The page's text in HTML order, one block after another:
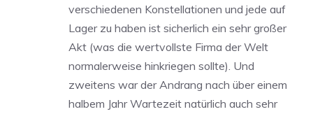
verschiedenen Konstellationen und jede auf
Lager zu haben ist sicherlich ein sehr großer
Akt (was die wertvollste Firma der Welt
normalerweise hinkriegen sollte). Und
zweitens war der Andrang nach über einem
halbem Jahr Wartezeit natürlich auch sehr